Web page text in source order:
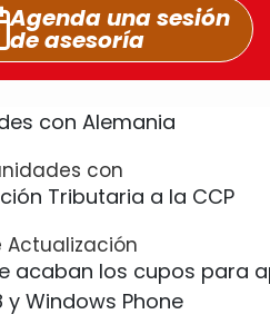
Agenda una sesión
de asesoría
con
Actualización